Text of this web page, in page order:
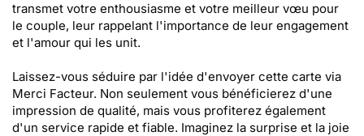
transmet votre enthousiasme et votre meilleur vœu pour
le couple, leur rappelant l'importance de leur engagement
et l'amour qui les unit.
Laissez-vous séduire par l'idée d'envoyer cette carte via
Merci Facteur. Non seulement vous bénéficierez d'une
impression de qualité, mais vous profiterez également
d'un service rapide et fiable. Imaginez la surprise et la joie